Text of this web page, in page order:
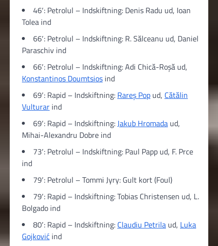
46′: Petrolul – Indskiftning: Denis Radu ud, Ioan
Tolea ind
66′: Petrolul – Indskiftning: R. Sălceanu ud, Daniel
Paraschiv ind
66′: Petrolul – Indskiftning: Adi Chică-Roșă ud,
Konstantinos Doumtsios ind
69′: Rapid – Indskiftning: Rareș Pop ud, Cătălin
Vulturar ind
69′: Rapid – Indskiftning: Jakub Hromada ud,
Mihai-Alexandru Dobre ind
73′: Petrolul – Indskiftning: Paul Papp ud, F. Prce
ind
79′: Petrolul – Tommi Jyry: Gult kort (Foul)
79′: Rapid – Indskiftning: Tobias Christensen ud, L.
Bolgado ind
80′: Rapid – Indskiftning: Claudiu Petrila ud, Luka
Gojković ind